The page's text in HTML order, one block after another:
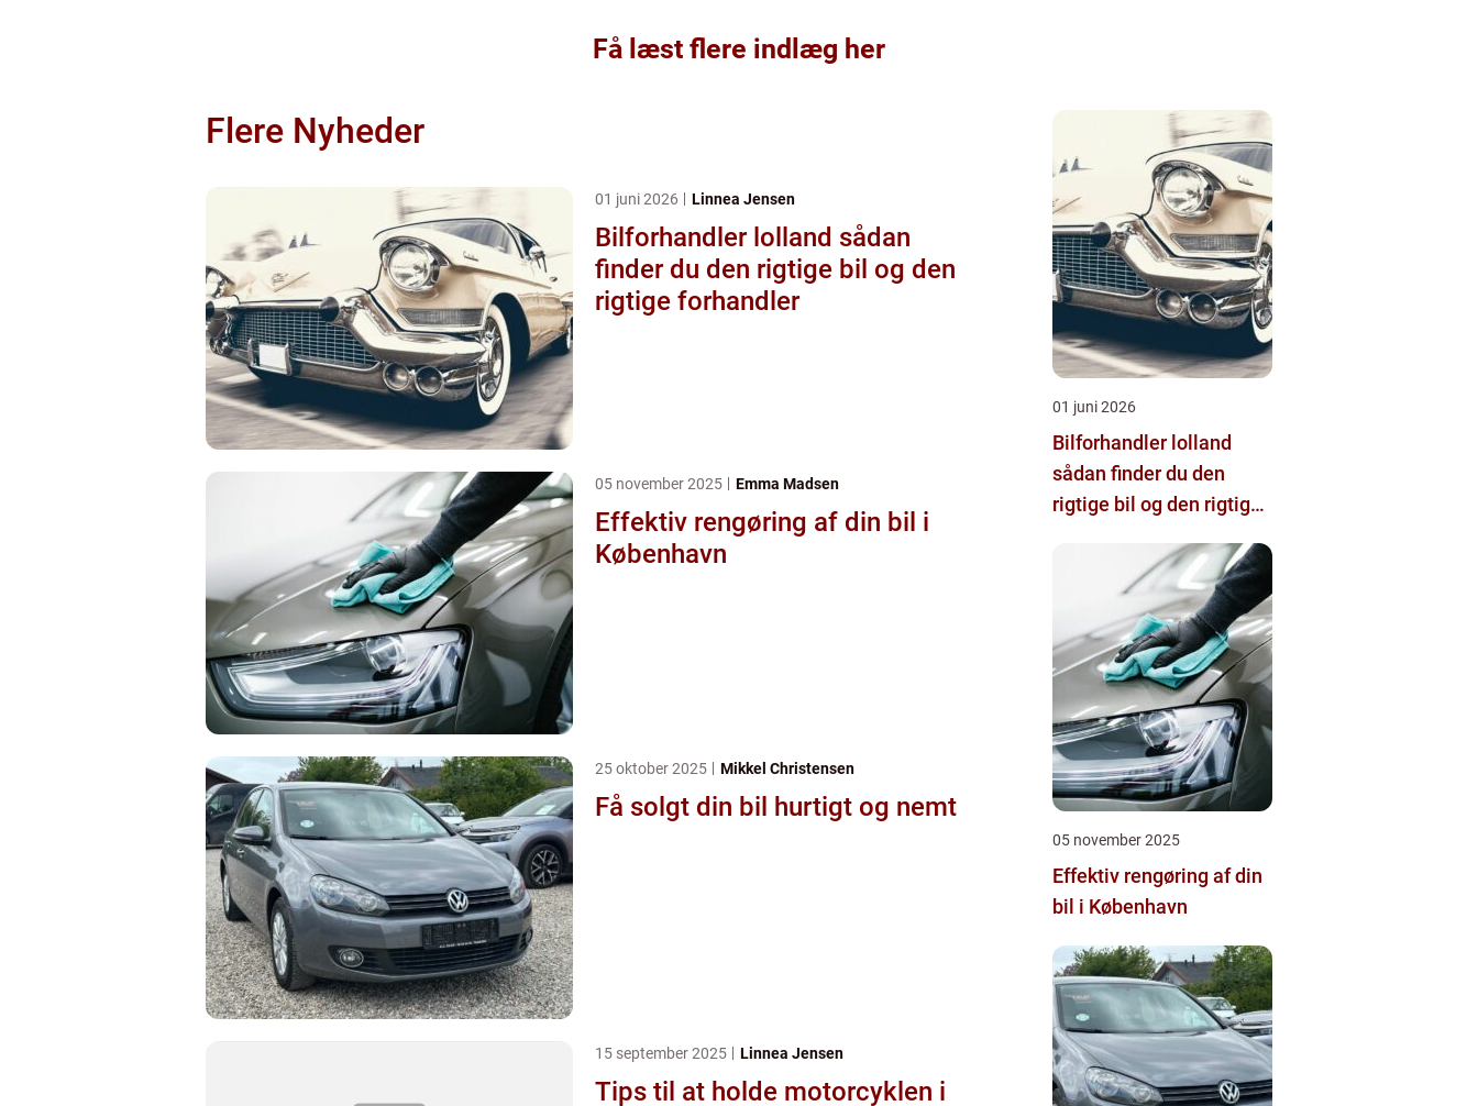
Få læst flere indlæg her
Flere Nyheder
01 juni 2026 Linnea Jensen
Bilforhandler lolland sådan
finder du den rigtige bil og den
rigtige forhandler
05 november 2025 Emma Madsen
Effektiv rengøring af din bil i
København
25 oktober 2025 Mikkel Christensen
Få solgt din bil hurtigt og nemt
15 september 2025 Linnea Jensen
Tips til at holde motorcyklen i
01 juni 2026
Bilforhandler lolland
sådan finder du den
rigtige bil og den rigtige
05 november 2025
Effektiv rengøring af din
bil i København